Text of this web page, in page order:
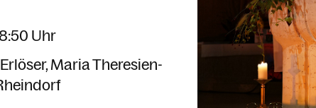
Uhr
Maria Theresien-